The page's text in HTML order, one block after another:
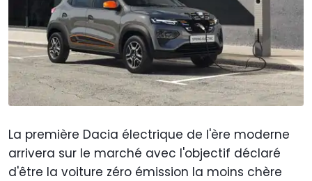
La première Dacia électrique de l'ère moderne
arrivera sur le marché avec l'objectif déclaré
d'être la voiture zéro émission la moins chère